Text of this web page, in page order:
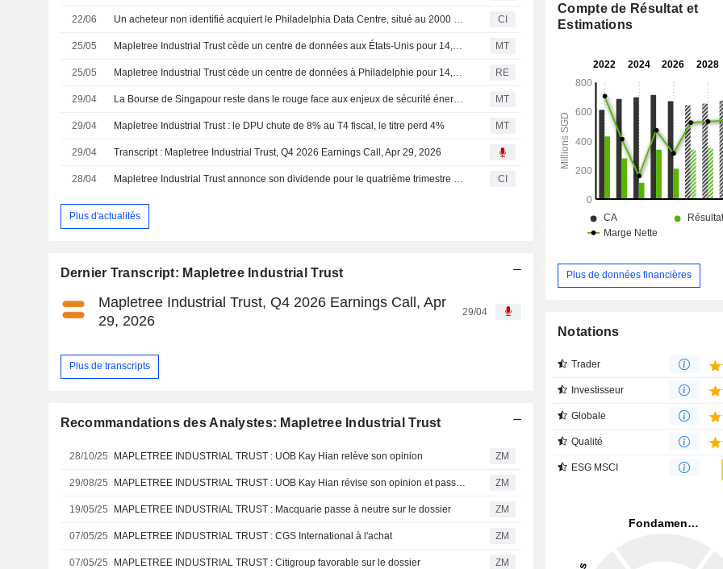
22/06 Un acheteur non identifié acquiert le Philadelphia Data Centre, situé au 2000 Kubach Road à Philadelphie, auprès de Mapletree Industrial Trust (SGX : ME8U). CI
25/05 Mapletree Industrial Trust cède un centre de données aux États-Unis pour 14,5 millions de dollars MT
25/05 Mapletree Industrial Trust cède un centre de données à Philadelphie pour 14,5 millions de dollars RE
29/04 La Bourse de Singapour reste dans le rouge face aux enjeux de sécurité énergétique mondiale MT
29/04 Mapletree Industrial Trust : le DPU chute de 8% au T4 fiscal, le titre perd 4% MT
29/04 Transcript : Mapletree Industrial Trust, Q4 2026 Earnings Call, Apr 29, 2026
28/04 Mapletree Industrial Trust annonce son dividende pour le quatrième trimestre de l'exercice 2025/2026, période du 1er janvier 2026 au 31 mars 2026, payable le 12 juin 2026 CI
Plus d'actualités
Dernier Transcript: Mapletree Industrial Trust
Mapletree Industrial Trust, Q4 2026 Earnings Call, Apr
29, 2026
29/04
Plus de transcripts
Recommandations des Analystes: Mapletree Industrial Trust
28/10/25 MAPLETREE INDUSTRIAL TRUST : UOB Kay Hian relève son opinion ZM
29/08/25 ZM
19/05/25 MAPLETREE INDUSTRIAL TRUST : Macquarie passe à neutre sur le dossier ZM
07/05/25 MAPLETREE INDUSTRIAL TRUST : CGS International à l'achat ZM
07/05/25 MAPLETREE INDUSTRIAL TRUST : Citigroup favorable sur le dossier ZM
Compte de Résultat et
Estimations
Plus de données financières
Notations
Trader
Investisseur
Globale
Qualité
ESG MSCI